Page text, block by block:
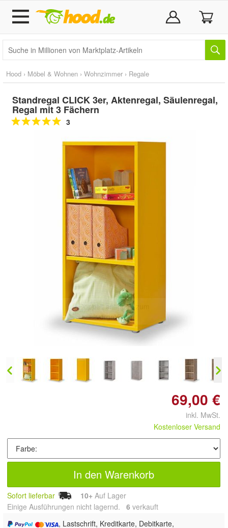
Hood › Möbel & Wohnen › Wohnzimmer › Regale
Standregal CLICK 3er, Aktenregal, Säulenregal,
Regal mit 3 Fächern
3
Doppelt antippen zum
vergrößern
69,00 €
inkl. MwSt.
Kostenloser Versand
In den Warenkorb
Sofort lieferbar 10+ Auf Lager
Einige Ausführungen nicht lagernd. 6 verkauft
, Lastschrift, Kreditkarte, Debitkarte,